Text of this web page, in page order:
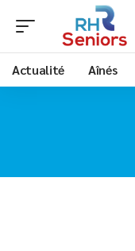
Actualité Aînés